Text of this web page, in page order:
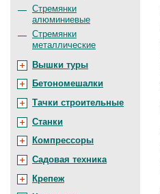
Стремянки
алюминиевые
Стремянки
металлические
Вышки туры
Бетономешалки
Тачки строительные
Станки
Компрессоры
Садовая техника
Крепеж